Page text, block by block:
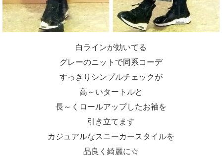
白ラインが効いてる
グレーのニットで同系コーデ
すっきりシンプルチェックが
高～いタートルと
長～くロールアップしたお袖を
引き立てます
カジュアルなスニーカースタイルを
品良く綺麗に☆